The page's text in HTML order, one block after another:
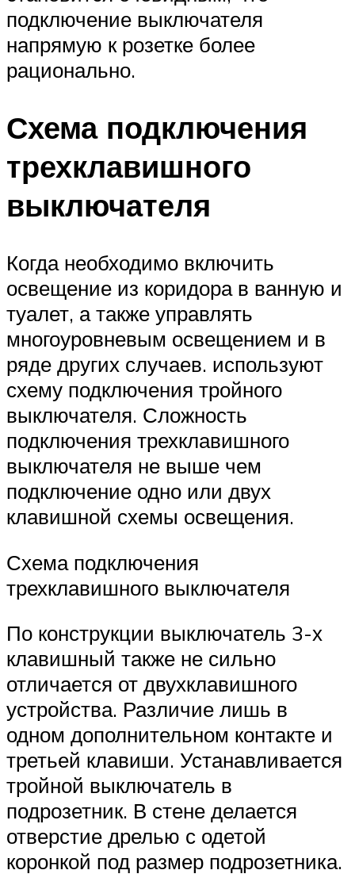
подключение выключателя
напрямую к розетке более
рационально.
Схема подключения
трехклавишного
выключателя
Когда необходимо включить
освещение из коридора в ванную и
туалет, а также управлять
многоуровневым освещением и в
ряде других случаев. используют
схему подключения тройного
выключателя. Сложность
подключения трехклавишного
выключателя не выше чем
подключение одно или двух
клавишной схемы освещения.
Схема подключения
трехклавишного выключателя
По конструкции выключатель 3-х
клавишный также не сильно
отличается от двухклавишного
устройства. Различие лишь в
одном дополнительном контакте и
третьей клавиши. Устанавливается
тройной выключатель в
подрозетник. В стене делается
отверстие дрелью с одетой
коронкой под размер подрозетника.